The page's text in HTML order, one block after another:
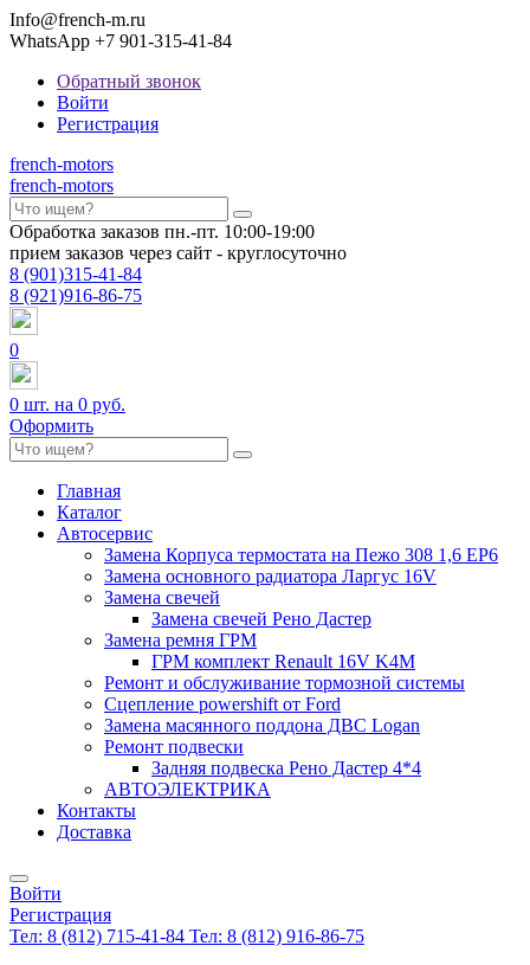
Info@french-m.ru
WhatsApp +7 901-315-41-84
Обратный звонок
Войти
Регистрация
french-motors
french-motors
Обработка заказов пн.-пт. 10:00-19:00
прием заказов через сайт - круглосуточно
8 (901)315-41-84
8 (921)916-86-75
0
0 шт. на 0 руб.
Оформить
Главная
Каталог
Автосервис
Замена Корпуса термостата на Пежо 308 1,6 EP6
Замена основного радиатора Ларгус 16V
Замена свечей
Замена свечей Рено Дастер
Замена ремня ГРМ
ГРМ комплект Renault 16V K4M
Ремонт и обслуживание тормозной системы
Сцепление powershift от Ford
Замена масянного поддона ДВС Logan
Ремонт подвески
Задняя подвеска Рено Дастер 4*4
АВТОЭЛЕКТРИКА
Контакты
Доставка
Войти
Регистрация
Тел: 8 (812) 715-41-84 Тел: 8 (812) 916-86-75